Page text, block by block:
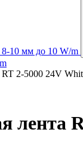
10 мм до 10 W/m
RT 2-5000 24V
лента